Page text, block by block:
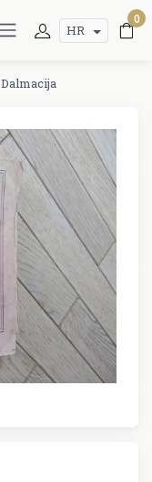
HR
0
Dalmacija